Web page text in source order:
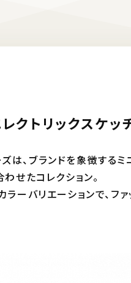
クトリックスケッ
は、ブランドを象徴する
せたコレクション。
ーバリエーションで、フ